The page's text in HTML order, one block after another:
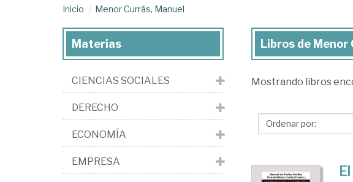
Inicio Menor Currás, Manuel
Libros
Menor
Manuel
Libros de Menor
Mostrando libros
Materias
CIENCIAS SOCIALES
DERECHO
ECONOMÍA
EMPRESA